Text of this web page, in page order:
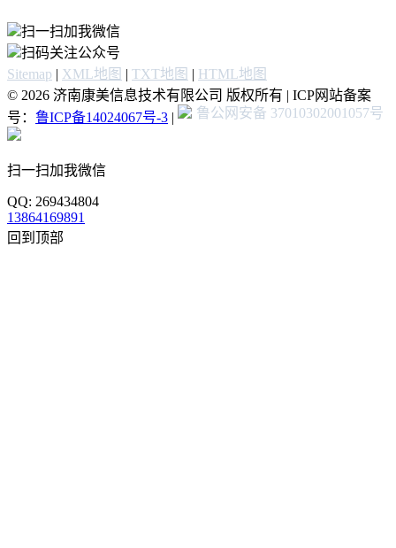
扫一扫加我微信
扫码关注公众号
Sitemap | XML地图 | TXT地图 | HTML地图
© 2026 济南康美信息技术有限公司 版权所有 | ICP网站备案
号： 鲁ICP备14024067号-3 | 鲁公网安备 37010302001057号
扫一扫加我微信
QQ: 269434804
13864169891
回到顶部